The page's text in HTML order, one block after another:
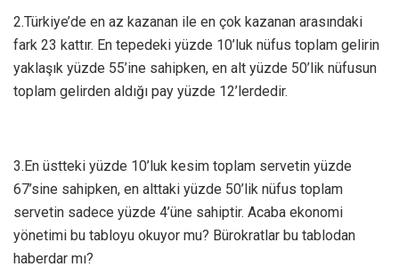
2.Türkiye’de en az kazanan ile en çok kazanan arasındaki
fark 23 kattır. En tepedeki yüzde 10’luk nüfus toplam gelirin
yaklaşık yüzde 55’ine sahipken, en alt yüzde 50’lik nüfusun
toplam gelirden aldığı pay yüzde 12’lerdedir.
3.En üstteki yüzde 10’luk kesim toplam servetin yüzde
67’sine sahipken, en alttaki yüzde 50’lik nüfus toplam
servetin sadece yüzde 4’üne sahiptir. Acaba ekonomi
yönetimi bu tabloyu okuyor mu? Bürokratlar bu tablodan
haberdar mı?